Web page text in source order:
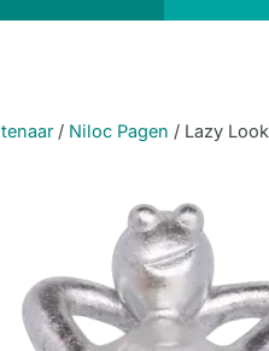
/ Niloc Pagen / Lazy